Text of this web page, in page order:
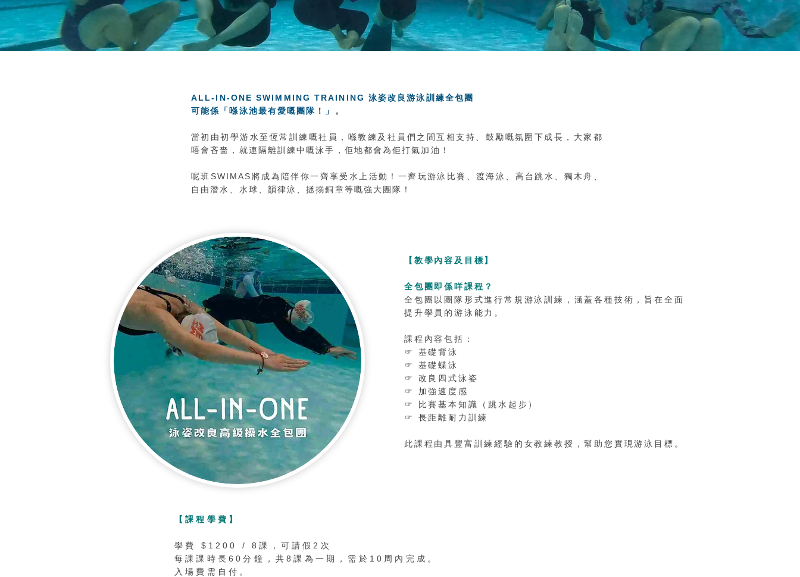
ALL-IN-ONE SWIMMING TRAINING 泳姿改良游泳訓練全包團
可能係「喺泳池最有愛嘅團隊！」 。
當初由初學游水至恆常訓練嘅社員，喺教練及社員們之間互相支持、鼓勵嘅氛圍下成長，大家都
唔會吝嗇，就連隔離訓練中嘅泳手，佢地都會為佢打氣加油！​
呢班SWIMAS將成為陪伴你一齊享受水上活動！一齊玩游泳比賽、渡海泳、高台跳水、獨木舟、
自由潛水、水球、韻律泳、拯搦銅章等嘅強大團隊！
【​教學內容及目標​】​
全包團即係咩課程？
全包團以團隊形式進行常規游泳訓練，涵蓋各種技術，旨在全面
提升學員的游泳能力。
課程內容包括：
☞ 基礎背泳
☞ 基礎蝶泳
☞ 改良四式泳姿
☞ 加強速度感
☞ 比賽基本知識（跳水起步）
☞ 長距離耐力訓練
此課程由具豐富訓練經驗的女教練教授，幫助您實現游泳目標。
【課程學費】
學費 $1200 / 8課，可請假2次
每課課時長60分鐘，共8課為一期，需於10周內完成。
入場費需自付。